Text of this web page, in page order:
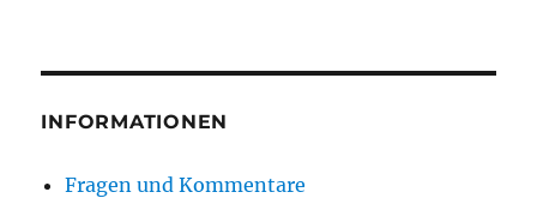
INFORMATIONEN
Fragen und Kommentare